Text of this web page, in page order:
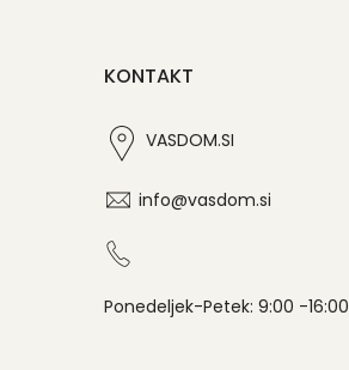
KONTAKT
VASDOM.SI
info@vasdom.si
Ponedeljek-Petek: 9:00 -16:00